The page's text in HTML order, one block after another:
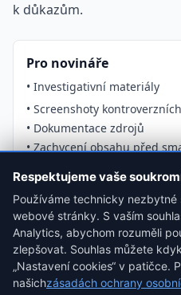
k důkazům.
Pro novináře
• Investigativní materiály
• Screenshoty
• Dokumentace zdrojů
• Zachycení obsahu před
Pro právníky
• Důkazy pro soudní spory
• Dokumentace porušení
• Zachycení stavu před
Respektujeme vaše
Používáme technicky
webové stránky. S vaším
Analytics, abychom rozuměli
zlepšovat. Souhlas můžete
„Nastavení cookies“ v patičce.
našichzásadách ochrany